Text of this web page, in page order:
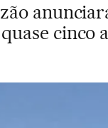
cinco